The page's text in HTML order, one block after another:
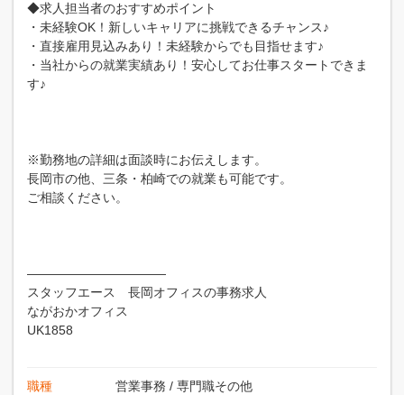
◆求人担当者のおすすめポイント
・未経験OK！新しいキャリアに挑戦できるチャンス♪
・直接雇用見込みあり！未経験からでも目指せます♪
・当社からの就業実績あり！安心してお仕事スタートできま
す♪
※勤務地の詳細は面談時にお伝えします。
長岡市の他、三条・柏崎での就業も可能です。
ご相談ください。
———————————
スタッフエース 長岡オフィスの事務求人
ながおかオフィス
UK1858
職種 営業事務 / 専門職その他